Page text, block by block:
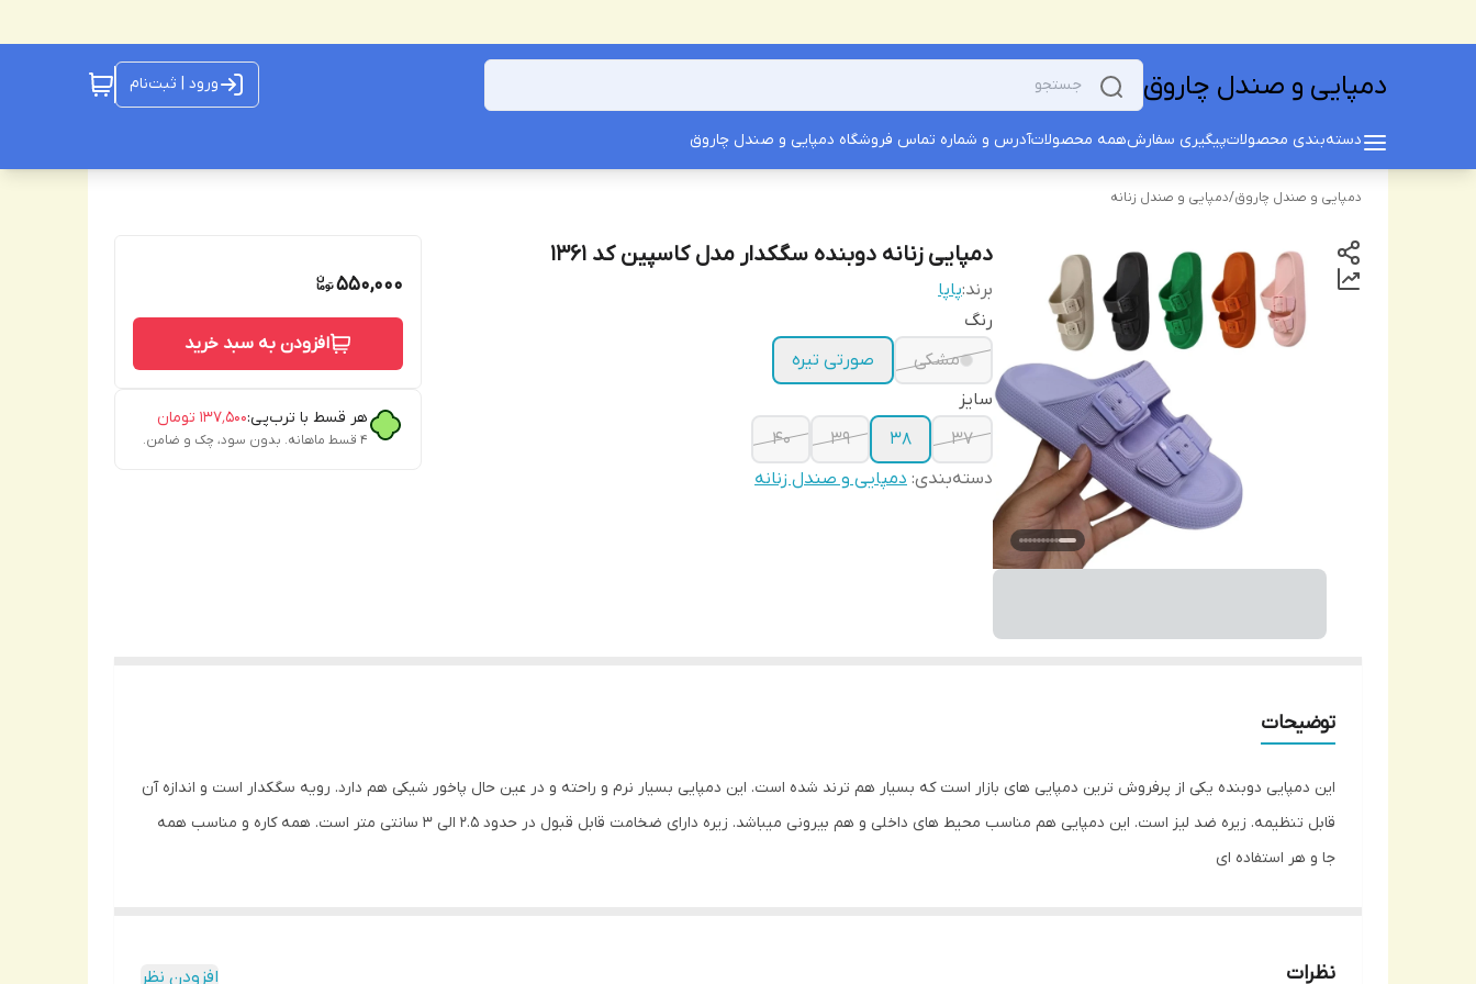
دمپایی و صندل چاروق ورود | ثبت‌نام
دسته‌بندی محصولاتپیگیری سفارشهمه محصولاتآدرس و شماره تماس فروشگاه دمپایی و صندل چاروق
دمپایی و صندل چاروق/دمپایی و صندل زنانه
دمپایی زنانه دوبنده سگکدار مدل کاسپین کد 1361
برند:پاپا
رنگ
مشکی
صورتی تیره
سایز
37
38
39
40
دسته‌بندی: دمپایی و صندل زنانه
550,000
افزودن به سبد خرید
هر قسط با ترب‌پی:۱۳۷٬۵۰۰ تومان
۴ قسط ماهانه. بدون سود، چک و ضامن.
توضیحات
این دمپایی دوبنده یکی از پرفروش ترین دمپایی های بازار است که بسیار هم ترند شده است. این دمپایی بسیار نرم و راحته و در عین حال پاخور شیکی هم دارد. رویه سگکدار است و اندازه آن
قابل تنظیمه. زیره ضد لیز است. این دمپایی هم مناسب محیط های داخلی و هم بیرونی میباشد. زیره دارای ضخامت قابل قبول در حدود 2.5 الی 3 سانتی متر است. همه کاره و مناسب همه
جا و هر استفاده ای
نظرات افزودن نظر